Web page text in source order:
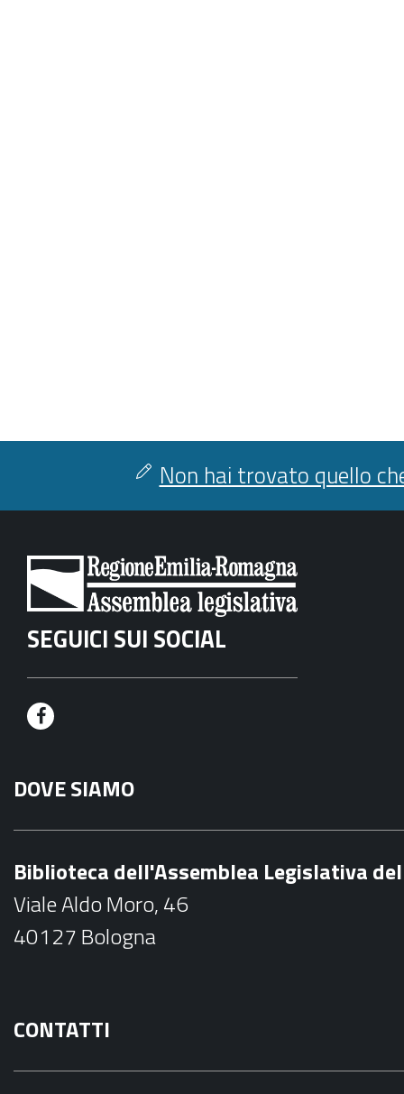
Non hai trovato quello
SEGUICI SUI SOCIAL
F
c
e
o
k
DOVE SIAMO
Biblioteca dell'Assemblea Legislativa
Viale Aldo Moro, 46
40127 Bologna
CONTATTI